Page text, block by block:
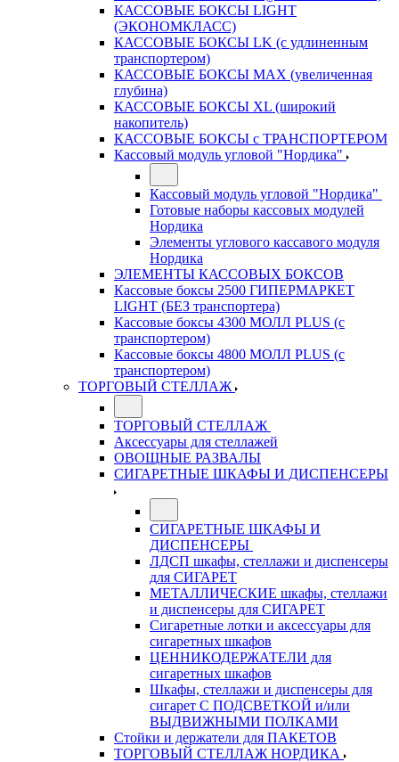
КАССОВЫЕ БОКСЫ LIGHT
(ЭКОНОМКЛАСС)
КАССОВЫЕ БОКСЫ LK (с удлиненным
транспортером)
КАССОВЫЕ БОКСЫ MAX (увеличенная
глубина)
КАССОВЫЕ БОКСЫ XL (широкий
накопитель)
КАССОВЫЕ БОКСЫ с ТРАНСПОРТЕРОМ
Кассовый модуль угловой "Нордика"
Кассовый модуль угловой "Нордика"
Готовые наборы кассовых модулей
Нордика
Элементы углового кассавого модуля
Нордика
ЭЛЕМЕНТЫ КАССОВЫХ БОКСОВ
Кассовые боксы 2500 ГИПЕРМАРКЕТ
LIGHT (БЕЗ транспортера)
Кассовые боксы 4300 МОЛЛ PLUS (с
транспортером)
Кассовые боксы 4800 МОЛЛ PLUS (с
транспортером)
ТОРГОВЫЙ СТЕЛЛАЖ
ТОРГОВЫЙ СТЕЛЛАЖ
Аксессуары для стеллажей
ОВОЩНЫЕ РАЗВАЛЫ
СИГАРЕТНЫЕ ШКАФЫ И ДИСПЕНСЕРЫ
СИГАРЕТНЫЕ ШКАФЫ И
ДИСПЕНСЕРЫ
ЛДСП шкафы, стеллажи и диспенсеры
для СИГАРЕТ
МЕТАЛЛИЧЕСКИЕ шкафы, стеллажи
и диспенсеры для СИГАРЕТ
Сигаретные лотки и аксессуары для
сигаретных шкафов
ЦЕННИКОДЕРЖАТЕЛИ для
сигаретных шкафов
Шкафы, стеллажи и диспенсеры для
сигарет С ПОДСВЕТКОЙ и/или
ВЫДВИЖНЫМИ ПОЛКАМИ
Стойки и держатели для ПАКЕТОВ
ТОРГОВЫЙ СТЕЛЛАЖ НОРДИКА